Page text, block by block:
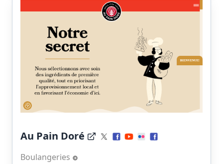
Au Pain Doré
Boulangeries